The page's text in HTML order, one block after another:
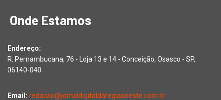
Onde Estamos
Endereço:
R. Pernambucana, 76 - Loja 13 e 14 - Conceição, Osasco - SP,
06140-040
Email: redacao@jornaldigitaldaregiaooeste.com.br